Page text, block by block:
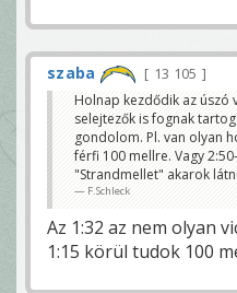
szaba
13 105
Holnap kezdődik az úszó
selejtezők is fognak
gondolom. Pl. van olyan
férfi 100 mellre. Vagy
"Strandmellet" akarok
F.Schleck
Az 1:32 az nem olyan
1:15 körül tudok 100